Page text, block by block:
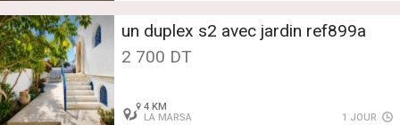
un duplex s2 avec jardin ref899a
2 700 DT
4 KM
LA MARSA
1 JOUR